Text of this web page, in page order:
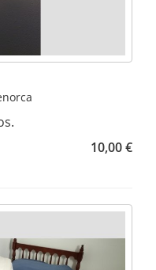
10,00 €